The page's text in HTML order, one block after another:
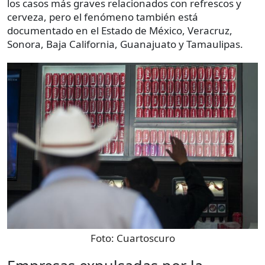
los casos más graves relacionados con refrescos y
cerveza, pero el fenómeno también está
documentado en el Estado de México, Veracruz,
Sonora, Baja California, Guanajuato y Tamaulipas.
Foto: Cuartoscuro